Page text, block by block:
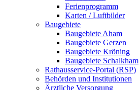
Ferienprogramm
Karten / Luftbilder
Baugebiete
Baugebiete Aham
Baugebiete Gerzen
Baugebiete Kröning
Baugebiete Schalkham
Rathausservice-Portal (RSP)
Behörden und Institutionen
Ärztliche Versorgung